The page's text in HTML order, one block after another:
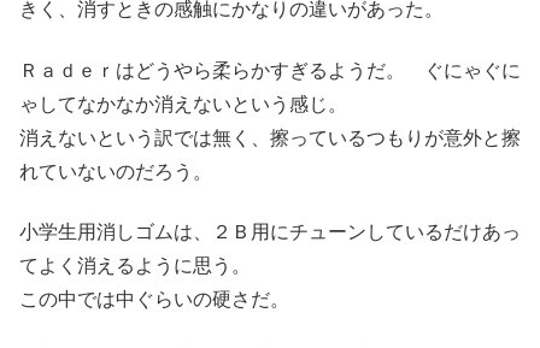
きく、消すときの感触にかなりの違いがあった。
Ｒａｄｅｒはどうやら柔らかすぎるようだ。 ぐにゃぐに
ゃしてなかなか消えないという感じ。
消えないという訳では無く、擦っているつもりが意外と擦
れていないのだろう。
小学生用消しゴムは、２Ｂ用にチューンしているだけあっ
てよく消えるように思う。
この中では中ぐらいの硬さだ。